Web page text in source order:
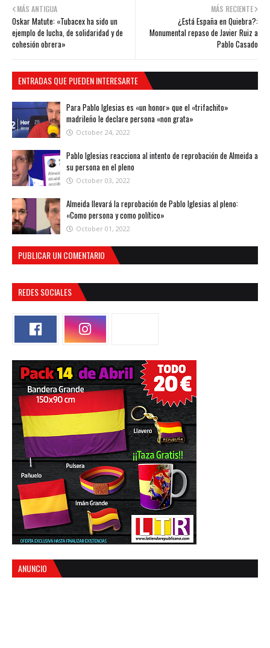
MÁS RECIENTE
¿Está España en Quiebra?:
Monumental repaso de Javier Ruiz a
Pablo Casado
MÁS ANTIGUA
Oskar Matute: «Tubacex ha sido un
ejemplo de lucha, de solidaridad y de
cohesión obrera»
ENTRADAS QUE PUEDEN INTERESARTE
Para Pablo Iglesias es «un honor» que el «trifachito»
madrileño le declare persona «non grata»
October 24, 2022
Pablo Iglesias reacciona al intento de reprobación de Almeida a
su persona en el pleno
October 03, 2022
Almeida llevará la reprobación de Pablo Iglesias al pleno:
«Como persona y como político»
October 01, 2022
PUBLICAR UN COMENTARIO
REDES SOCIALES
ANUNCIO